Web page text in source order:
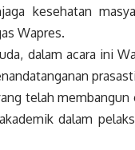
kesehatan
Wapres.
dalam acara ini
telah
dalam